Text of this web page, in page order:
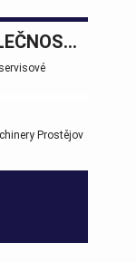
DEN OTEVŘENÝCH DVEŘÍ SPOLEČNOSTÍ WHP A BSW MACHINERY PROSTĚJOV